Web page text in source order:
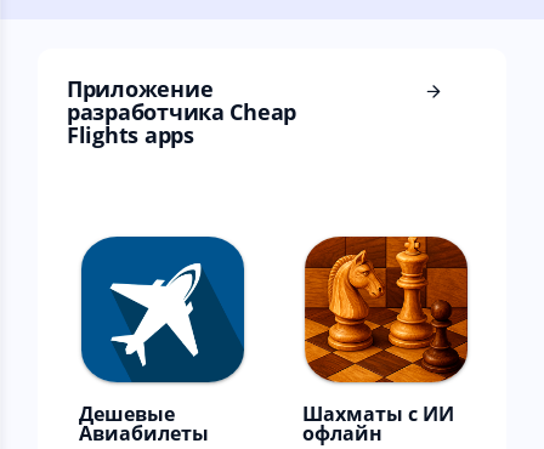
Приложение
разработчика Cheap
Flights apps
Дешевые
Авиабилеты
Шахматы с ИИ
офлайн